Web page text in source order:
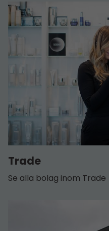
Trade
Se alla bolag inom Trade